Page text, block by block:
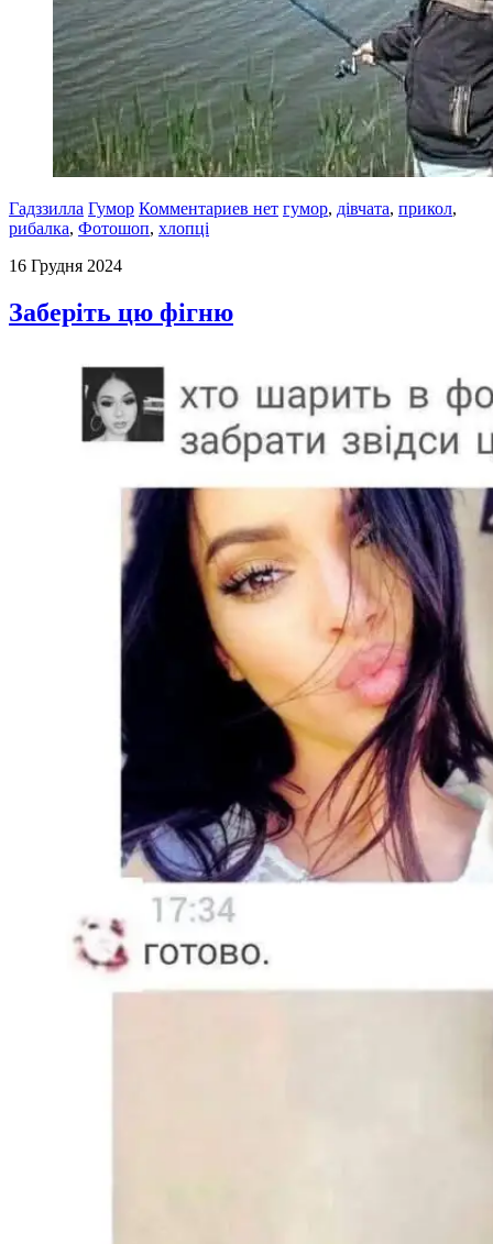
Гадззилла Гумор Комментариев нет гумор, дівчата, прикол,
рибалка, Фотошоп, хлопці
16 Грудня 2024
Заберіть цю фігню